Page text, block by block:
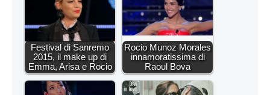
Festival di Sanremo
2015, il make up di
Emma, Arisa e Rocio
Rocio Munoz Morales
innamoratissima di
Raoul Bova